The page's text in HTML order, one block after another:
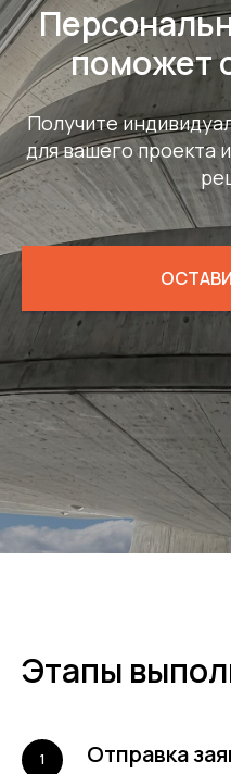
поможет
Получите
для вашего проекта
Этапы
Отправка